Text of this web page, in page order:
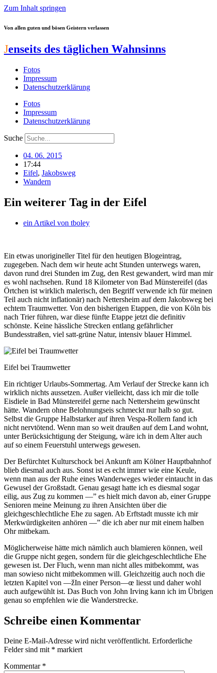
Zum Inhalt springen
Von allen guten und bösen Geistern verlassen
Jenseits des täglichen Wahnsinns
Fotos
Impressum
Datenschutzerklärung
Fotos
Impressum
Datenschutzerklärung
Suche
04. 06. 2015
17:44
Eifel, Jakobsweg
Wandern
Ein weiterer Tag in der Eifel
ein Artikel von tboley
Ein etwas unorigineller Titel für den heutigen Blogeintrag,
zugegeben. Nach dem wir heute acht Stunden unterwegs waren,
davon rund drei Stunden im Zug, den Rest gewandert, wird man mir
es wohl nachsehen. Rund 18 Kilometer von Bad Münstereifel (das
Örtchen ist wirklich malerisch, den Begriff verwende ich für meinen
Teil auch nicht inflationär) nach Nettersheim auf dem Jakobsweg bei
echtem Traumwetter. Von den bisherigen Etappen, die von Köln bis
nach Trier führen, war diese fünfte Etappe jetzt die definitiv
schönste. Keine hässliche Strecken entlang gefährlicher
Bundesstraßen, viel satt-grüne Natur, intensiv blauer Himmel.
Eifel bei Traumwetter
Ein richtiger Urlaubs-Sommertag. Am Verlauf der Strecke kann ich
wirklich nichts aussetzen. Außer vielleicht, dass ich mir die tolle
Eisdiele in Bad Münstereifel gerne nach Nettersheim gewünscht
hätte. Wandern ohne Belohnungseis schmeckt nur halb so gut.
Selbst die Gruppe Halbstarker auf ihren Vespa-Rollern fand ich
nicht nervtötend. Wenn man so weit draußen auf dem Land wohnt,
unter Berücksichtigung der Steigung, wäre ich in dem Alter auch
auf so einem Feuerstuhl unterwegs gewesen.
Der Befürchtet Kulturschock bei Ankunft am Kölner Hauptbahnhof
blieb diesmal auch aus. Sonst ist es echt immer wie eine Keule,
wenn man aus der Ruhe eines Wanderweges wieder eintaucht in das
Gewusel der Großstadt. Genau gesagt hatte ich es diesmal sogar
eilig, aus Zug zu kommen —” es hielt mich davon ab, einer Gruppe
Senioren meine Meinung zu ihren Ansichten über die
gleichgeschlechtliche Ehe zu sagen. Ab Erftstadt musste ich mir
Merkwürdigkeiten anhören —” die ich aber nur mit einem halben
Ohr mitbekam.
Möglicherweise hätte mich nämlich auch blamieren können, weil
die Gruppe nicht gegen, sondern für die gleichgeschlechtliche Ehe
gewesen ist. Der Fluch, wenn man nicht alles mitbekommt, was
man sowieso nicht mitbekommen will. Gleichzeitig auch noch die
letzten Kapitel von —žIn einer Person—œ liesst und daher wohl
auch aufgewühlt ist. Das Buch von John Irving kann ich im Übrigen
genau so empfehlen wie die Wanderstrecke.
Schreibe einen Kommentar
Deine E-Mail-Adresse wird nicht veröffentlicht. Erforderliche
Felder sind mit * markiert
Kommentar *